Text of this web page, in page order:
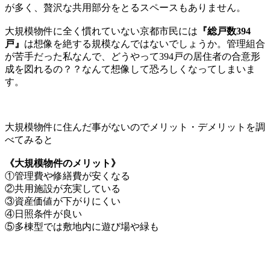
が多く、贅沢な共用部分をとるスペースもありません。
大規模物件に全く慣れていない京都市民には 『総戸数394
戸』 は想像を絶する規模なんではないでしょうか。管理組合
が苦手だった私なんで、どうやって394戸の居住者の合意形
成を図れるの？？なんて想像して恐ろしくなってしまいま
す。
大規模物件に住んだ事がないのでメリット・デメリットを調
べてみると
《大規模物件のメリット》
①管理費や修繕費が安くなる
②共用施設が充実している
③資産価値が下がりにくい
④日照条件が良い
⑤多棟型では敷地内に遊び場や緑も